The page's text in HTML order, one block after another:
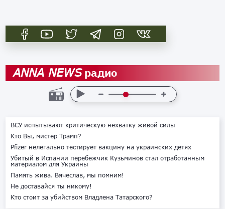
ANNA NEWSрадио
ВСУ испытывают критическую нехватку живой силы
Кто Вы, мистер Трамп?
Pfizer нелегально тестирует вакцину на украинских детях
Убитый в Испании перебежчик Кузьминов стал отработанным
материалом для Украины
Память жива. Вячеслав, мы помним!
Не доставайся ты никому!
Кто стоит за убийством Владлена Татарского?